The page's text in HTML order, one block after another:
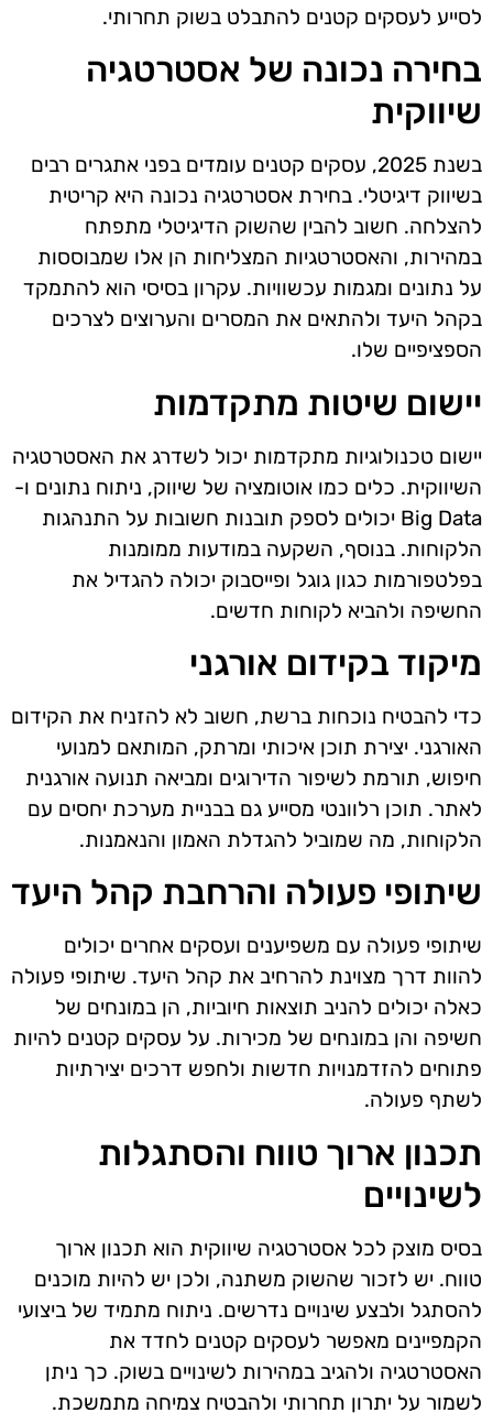
לסייע לעסקים קטנים להתבלט בשוק תחרותי.
בחירה נכונה של אסטרטגיה
שיווקית
בשנת 2025, עסקים קטנים עומדים בפני אתגרים רבים
בשיווק דיגיטלי. בחירת אסטרטגיה נכונה היא קריטית
להצלחה. חשוב להבין שהשוק הדיגיטלי מתפתח
במהירות, והאסטרטגיות המצליחות הן אלו שמבוססות
על נתונים ומגמות עכשוויות. עקרון בסיסי הוא להתמקד
בקהל היעד ולהתאים את המסרים והערוצים לצרכים
הספציפיים שלו.
יישום שיטות מתקדמות
יישום טכנולוגיות מתקדמות יכול לשדרג את האסטרטגיה
השיווקית. כלים כמו אוטומציה של שיווק, ניתוח נתונים ו-
Big Data יכולים לספק תובנות חשובות על התנהגות
הלקוחות. בנוסף, השקעה במודעות ממומנות
בפלטפורמות כגון גוגל ופייסבוק יכולה להגדיל את
החשיפה ולהביא לקוחות חדשים.
מיקוד בקידום אורגני
כדי להבטיח נוכחות ברשת, חשוב לא להזניח את הקידום
האורגני. יצירת תוכן איכותי ומרתק, המותאם למנועי
חיפוש, תורמת לשיפור הדירוגים ומביאה תנועה אורגנית
לאתר. תוכן רלוונטי מסייע גם בבניית מערכת יחסים עם
הלקוחות, מה שמוביל להגדלת האמון והנאמנות.
שיתופי פעולה והרחבת קהל היעד
שיתופי פעולה עם משפיענים ועסקים אחרים יכולים
להוות דרך מצוינת להרחיב את קהל היעד. שיתופי פעולה
כאלה יכולים להניב תוצאות חיוביות, הן במונחים של
חשיפה והן במונחים של מכירות. על עסקים קטנים להיות
פתוחים להזדמנויות חדשות ולחפש דרכים יצירתיות
לשתף פעולה.
תכנון ארוך טווח והסתגלות
לשינויים
בסיס מוצק לכל אסטרטגיה שיווקית הוא תכנון ארוך
טווח. יש לזכור שהשוק משתנה, ולכן יש להיות מוכנים
להסתגל ולבצע שינויים נדרשים. ניתוח מתמיד של ביצועי
הקמפיינים מאפשר לעסקים קטנים לחדד את
האסטרטגיה ולהגיב במהירות לשינויים בשוק. כך ניתן
לשמור על יתרון תחרותי ולהבטיח צמיחה מתמשכת.